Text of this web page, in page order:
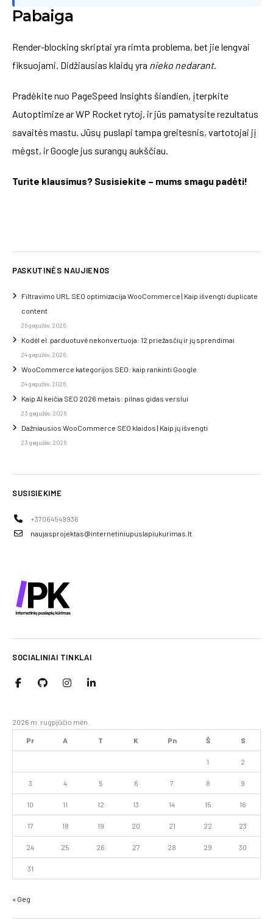
Pabaiga
Render-blocking skriptai yra rimta problema, bet jie lengvai
fiksuojami. Didžiausias klaidų yra nieko nedarant.
Pradėkite nuo PageSpeed Insights šiandien, įterpkite
Autoptimize ar WP Rocket rytoj, ir jūs pamatysite rezultatus
savaitės mastu. Jūsų puslapi tampa greitesnis, vartotojai jį
mėgst, ir Google jus surangų aukščiau.
Turite klausimus? Susisiekite – mums smagu padėti!
PASKUTINĖS NAUJIENOS
Filtravimo URL SEO optimizacija WooCommerce | Kaip išvengti duplicate
content
26 gegužės, 2026
Kodėl el. parduotuvė nekonvertuoja: 12 priežasčių ir jų sprendimai
24 gegužės, 2026
WooCommerce kategorijos SEO: kaip rankinti Google
24 gegužės, 2026
Kaip AI keičia SEO 2026 metais: pilnas gidas verslui
23 gegužės, 2026
Dažniausios WooCommerce SEO klaidos | Kaip jų išvengti
23 gegužės, 2026
SUSISIEKIME
+37064549936
naujasprojektas@internetiniupuslapiukurimas.lt
SOCIALINIAI TINKLAI
2026 m. rugpjūčio mėn.
Pr A T K Pn Š S
1 2
3 4 5 6 7 8 9
10 11 12 13 14 15 16
17 18 19 20 21 22 23
24 25 26 27 28 29 30
31
« Geg